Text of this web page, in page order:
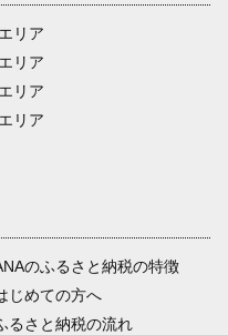
リア
リア
リア
リア
のふるさと納税の特徴
じめての方へ
るさと納税の流れ